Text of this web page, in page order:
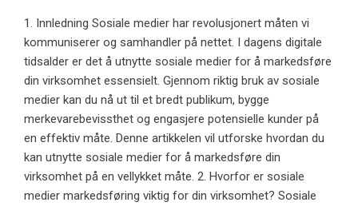
1. Innledning Sosiale medier har revolusjonert måten vi
kommuniserer og samhandler på nettet. I dagens digitale
tidsalder er det å utnytte sosiale medier for å markedsføre
din virksomhet essensielt. Gjennom riktig bruk av sosiale
medier kan du nå ut til et bredt publikum, bygge
merkevarebevissthet og engasjere potensielle kunder på
en effektiv måte. Denne artikkelen vil utforske hvordan du
kan utnytte sosiale medier for å markedsføre din
virksomhet på en vellykket måte. 2. Hvorfor er sosiale
medier markedsføring viktig for din virksomhet? Sosiale